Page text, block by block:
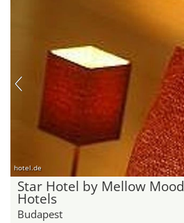
hotel.de
Star Hotel by Mellow Mood
Hotels
Budapest